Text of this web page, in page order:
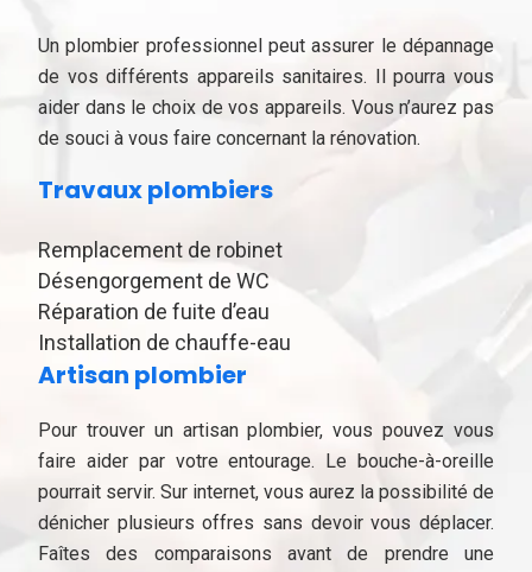
Un plombier professionnel peut assurer le dépannage
de vos différents appareils sanitaires. Il pourra vous
aider dans le choix de vos appareils. Vous n’aurez pas
de souci à vous faire concernant la rénovation.
Travaux plombiers
Remplacement de robinet
Désengorgement de WC
Réparation de fuite d’eau
Installation de chauffe-eau
Artisan plombier
Pour trouver un artisan plombier, vous pouvez vous
faire aider par votre entourage. Le bouche-à-oreille
pourrait servir. Sur internet, vous aurez la possibilité de
dénicher plusieurs offres sans devoir vous déplacer.
Faîtes des comparaisons avant de prendre une